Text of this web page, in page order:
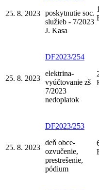
25. 8. 2023 poskytnutie soc.
služieb - 7/2023
J. Kasa
25. 8. 2023
DF2023/254
elektrina-
vyúčtovanie zš
7/2023
nedoplatok
25. 8. 2023
DF2023/253
deň obce-
ozvučenie,
prestrešenie,
pódium